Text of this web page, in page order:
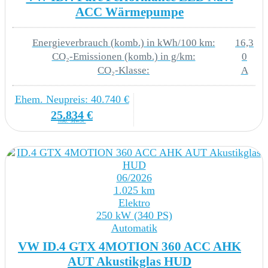
asymmetrisch geteilt umklappbar
4L6 Innenspiegel automatisch abblendend
4S1 Armlehne für Vordersitze
5XJ Make-up-Spiegel beleuchtet in den
Sonnenblenden
7E7 Elektrische Luftzusatzheizung
ES7 CCS-Ladedose
N4C Sitzmittelbahnen der Vordersitze und der
äußeren Rücksitzplätze in Stoff Matrix
QQ8 Ambientebeleuchtung 10-farbig
ACC Wärmepumpe
Energieverbrauch (komb.) in kWh/100 km:
16,3
CO₂-Emissionen (komb.) in g/km:
0
CO₂-Klasse:
A
Ehem. Neupreis: 40.740 €
25.834 €
inkl. MwSt.
06/2026
1.025 km
Elektro
250 kW (340 PS)
Automatik
VW ID.4 GTX 4MOTION 360 ACC AHK
AUT Akustikglas HUD